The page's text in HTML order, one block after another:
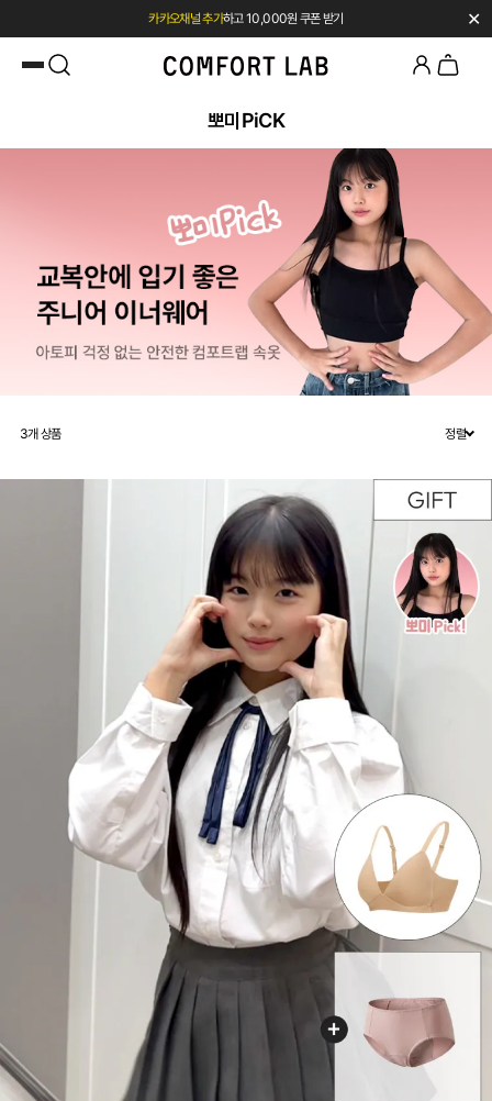
카카오채널 추가하고 10,000원 쿠폰 받기
페이코 쿠폰 혜택 12% OFF 24시간만
✕
뽀미PiCK
3개 상품 정렬